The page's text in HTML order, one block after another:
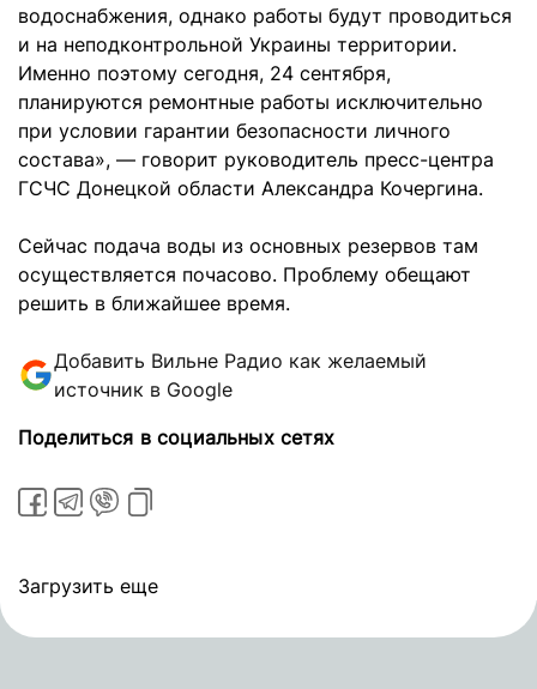
водоснабжения, однако работы будут проводиться
и на неподконтрольной Украины территории.
Именно поэтому сегодня, 24 сентября,
планируются ремонтные работы исключительно
при условии гарантии безопасности личного
состава», — говорит руководитель пресс-центра
ГСЧС Донецкой области Александра Кочергина.
Сейчас подача воды из основных резервов там
осуществляется почасово. Проблему обещают
решить в ближайшее время.
Добавить Вильне Радио как желаемый
источник в Google
Поделиться в социальных сетях
Загрузить еще